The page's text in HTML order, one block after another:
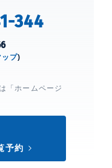
344
ップ)
「ホームページ
予約